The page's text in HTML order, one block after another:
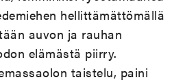
hellittämättömällä
auvon ja rauhan
elämästä piirry.
taistelu, paini